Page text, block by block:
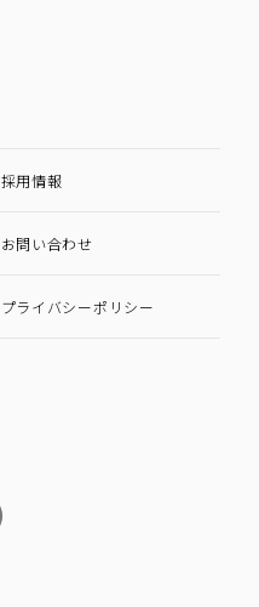
採用情報
お問い合わせ
プライバシーポリシー